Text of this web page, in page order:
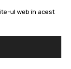
ul web în acest